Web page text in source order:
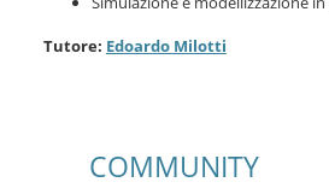
Tutore: Edoardo Milotti
COMMUNITY